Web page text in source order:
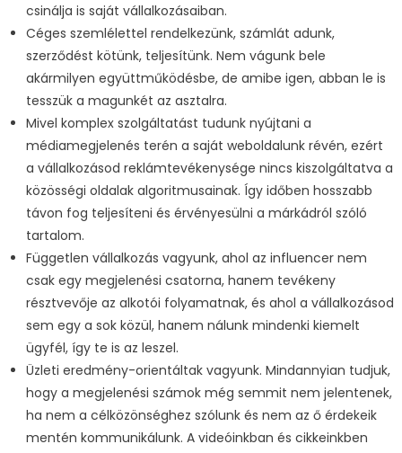
csinálja is saját vállalkozásaiban.
Céges szemlélettel rendelkezünk, számlát adunk,
szerződést kötünk, teljesítünk. Nem vágunk bele
akármilyen együttműködésbe, de amibe igen, abban le is
tesszük a magunkét az asztalra.
Mivel komplex szolgáltatást tudunk nyújtani a
médiamegjelenés terén a saját weboldalunk révén, ezért
a vállalkozásod reklámtevékenysége nincs kiszolgáltatva a
közösségi oldalak algoritmusainak. Így időben hosszabb
távon fog teljesíteni és érvényesülni a márkádról szóló
tartalom.
Független vállalkozás vagyunk, ahol az influencer nem
csak egy megjelenési csatorna, hanem tevékeny
résztvevője az alkotói folyamatnak, és ahol a vállalkozásod
sem egy a sok közül, hanem nálunk mindenki kiemelt
ügyfél, így te is az leszel.
Üzleti eredmény-orientáltak vagyunk. Mindannyian tudjuk,
hogy a megjelenési számok még semmit nem jelentenek,
ha nem a célközönséghez szólunk és nem az ő érdekeik
mentén kommunikálunk. A videóinkban és cikkeinkben